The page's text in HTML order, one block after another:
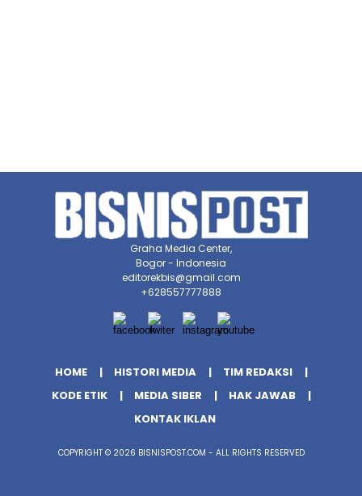
Graha Media Center,
Bogor - Indonesia
editorekbis@gmail.com
+628557777888
HOME HISTORI MEDIA
TIM REDAKSI
KODE ETIK
MEDIA SIBER
HAK JAWAB
KONTAK IKLAN
COPYRIGHT © 2026 BISNISPOST.COM - ALL RIGHTS RESERVED